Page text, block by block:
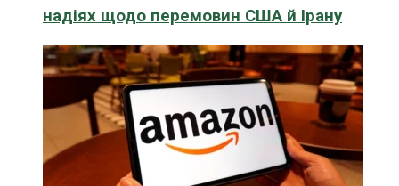
надіях щодо перемовин США й Ірану